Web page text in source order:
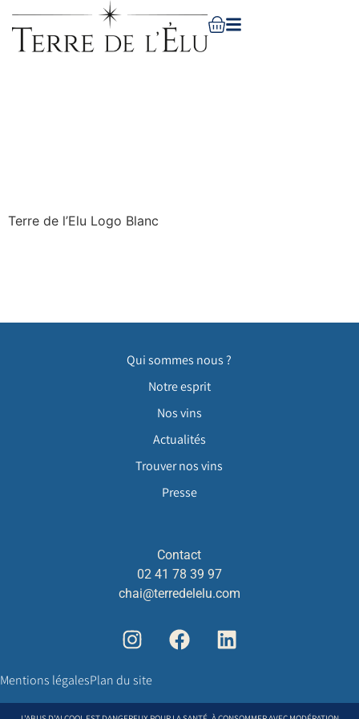
Terre de l’Elu Logo Blanc
Qui sommes nous ?
Notre esprit
Nos vins
Actualités
Trouver nos vins
Presse
Contact
02 41 78 39 97
chai@terredelelu.com
Mentions légalesPlan du site